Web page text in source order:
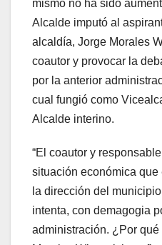
mismo no ha sido
Alcalde imputó al
alcaldía, Jorge Morales
coautor y provocar la
por la anterior
cual fungió como
Alcalde interino.
“El coautor y
situación económica
la dirección del
intenta, con demagogia
administración. ¿Por